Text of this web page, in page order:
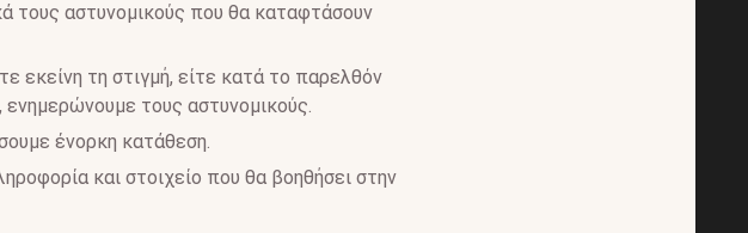
τους αστυνομικούς που θα καταφτάσουν
εκείνη τη στιγμή, είτε κατά το παρελθόν
τους αστυνομικούς.
ένορκη κατάθεση.
και στοιχείο που θα βοηθήσει στην